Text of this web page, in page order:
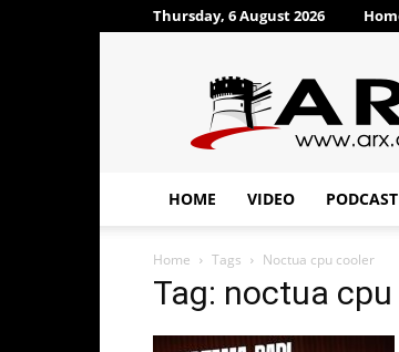
Thursday, 6 August 2026
ARX®
HOME VIDEO PODCAST
Home Tags Noctua cpu cooler
Tag: noctua